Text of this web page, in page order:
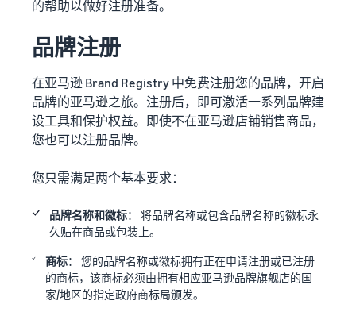
的帮助以做好注册准备。
品牌注册
在亚马逊 Brand Registry 中免费注册您的品牌，开启
品牌的亚马逊之旅。注册后，即可激活一系列品牌建
设工具和保护权益。即使不在亚马逊店铺销售商品，
您也可以注册品牌。
您只需满足两个基本要求：
品牌名称和徽标： 将品牌名称或包含品牌名称的徽标永
久贴在商品或包装上。
商标： 您的品牌名称或徽标拥有正在申请注册或已注册
的商标，该商标必须由拥有相应亚马逊品牌旗舰店的国
家/地区的指定政府商标局颁发。